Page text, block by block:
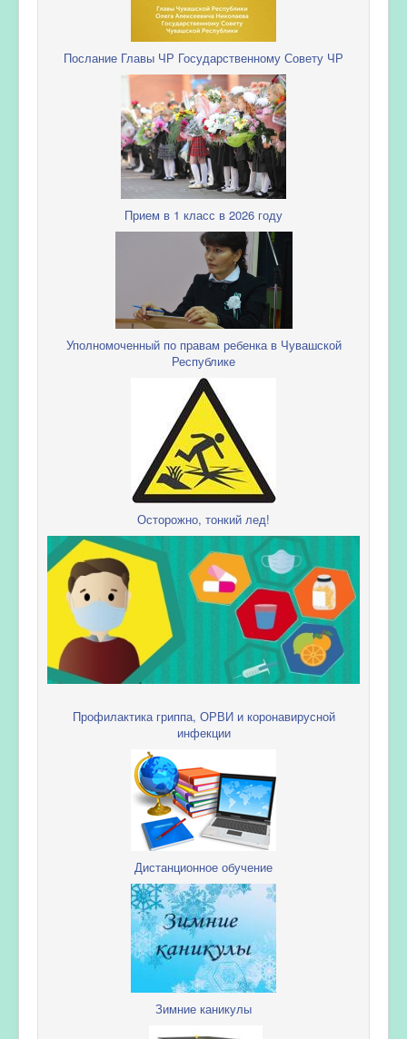
Послание Главы ЧР Государственному Совету ЧР
Прием в 1 класс в 2026 году
Уполномоченный по правам ребенка в Чувашской
Республике
Осторожно, тонкий лед!
Профилактика гриппа, ОРВИ и коронавирусной
инфекции
Дистанционное обучение
Зимние каникулы